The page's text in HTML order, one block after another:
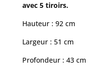
avec 5 tiroirs.
Hauteur : 92 cm
Largeur : 51 cm
Profondeur : 43 cm